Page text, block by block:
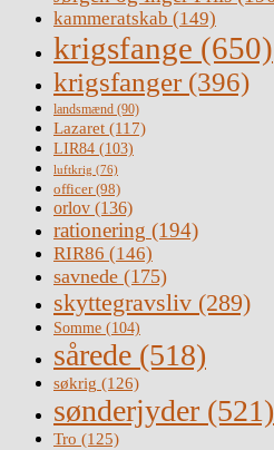
kammeratskab (149)
krigsfange (650)
krigsfanger (396)
landsmænd (90)
Lazaret (117)
LIR84 (103)
luftkrig (76)
officer(98)
orlov (136)
rationering (194)
RIR86 (146)
savnede (175)
skyttegravsliv (289)
Somme (104)
sårede (518)
søkrig (126)
sønderjyder (521)
Tro (125)